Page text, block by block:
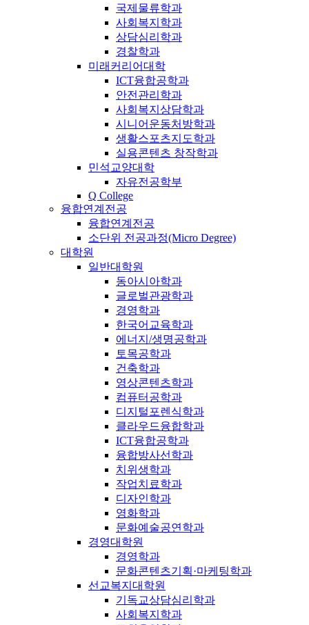
국제물류학과
사회복지학과
상담심리학과
경찰학과
미래커리어대학
ICT융합공학과
안전관리학과
사회복지상담학과
시니어운동처방학과
생활스포츠지도학과
실용콘텐츠 창작학과
민석교양대학
자유전공학부
Q College
융합연계전공
융합연계전공
소단위 전공과정(Micro Degree)
대학원
일반대학원
동아시아학과
글로벌관광학과
경영학과
한국어교육학과
에너지/생명공학과
토목공학과
건축학과
영상콘텐츠학과
컴퓨터공학과
디지털포렌식학과
클라우드융합학과
ICT융합공학과
융합방사선학과
치위생학과
작업치료학과
디자인학과
영화학과
문화예술공연학과
경영대학원
경영학과
문화콘텐츠기획·마케팅학과
선교복지대학원
기독교상담심리학과
사회복지학과